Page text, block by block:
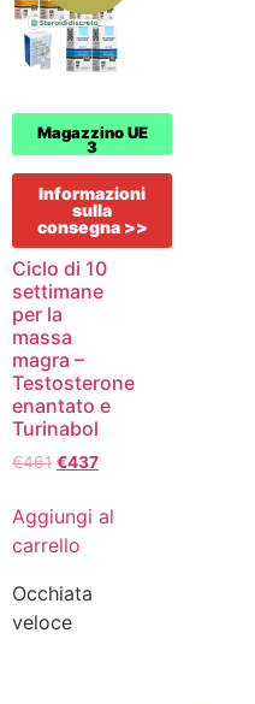
Magazzino UE
3
Informazioni
sulla
consegna >>
Ciclo di 10
settimane
per la
massa
magra –
Testosterone
enantato e
Turinabol
€461 €437
Aggiungi al
carrello
Occhiata
veloce